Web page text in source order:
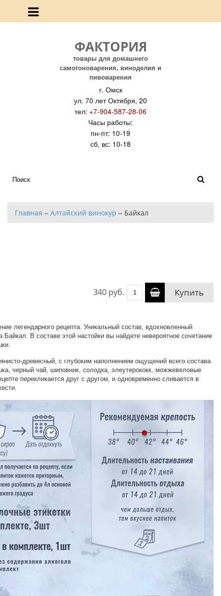
ФАКТОРИЯ
товары для домашнего
самогоноварения, виноделия и
пивоварения
г. Омск
ул. 70 лет Октября, 20
тел: +7-904-587-28-06
Часы работы:
пн-пт: 10-19
сб, вс: 10-18
Главная – Алтайский винокур – Байкал
340 руб. Купить
легендарного рецепта. Уникальный состав, вдохновленный
Байкал. В составе этой настойки вы найдете невероятное сочетание
древесный, с глубоким наполнением ощущений всего состава.
черный чай, шиповник, солодка, элеутерококк, можжевеловые
перекликается друг с другом, и одновременно сливается в